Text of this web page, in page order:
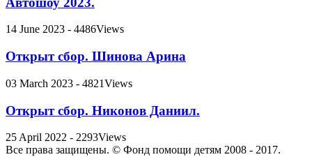
14 June 2023 - 4486Views
Открыт сбор. Шинова Арина
03 March 2023 - 4821Views
Открыт сбор. Никонов Даниил.
25 April 2022 - 2293Views
Все права защищены. © Фонд помощи детям 2008 - 2017.